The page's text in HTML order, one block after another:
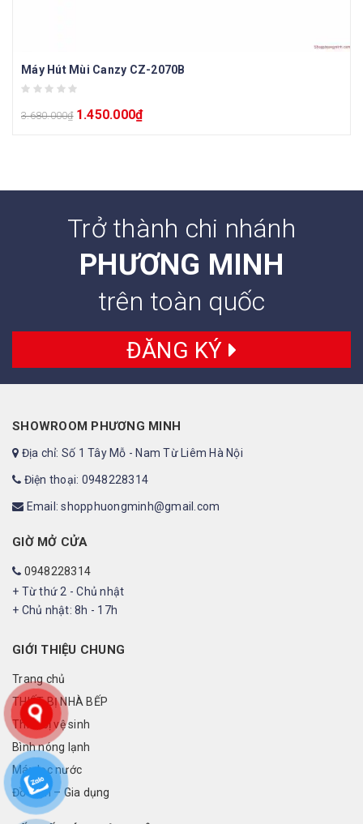
Máy Hút Mùi Canzy CZ-2070B
3.680.000₫ 1.450.000₫
Trở thành chi nhánh
PHƯƠNG MINH
trên toàn quốc
ĐĂNG KÝ
SHOWROOM PHƯƠNG MINH
Địa chỉ: Số 1 Tây Mỗ - Nam Từ Liêm Hà Nội
Điện thoại: 0948228314
Email: shopphuongminh@gmail.com
GIỜ MỞ CỬA
0948228314
+ Từ thứ 2 - Chủ nhật
+ Chủ nhật: 8h - 17h
GIỚI THIỆU CHUNG
Trang chủ
THIẾT BỊ NHÀ BẾP
Thiết bị vệ sinh
Bình nóng lạnh
Máy lọc nước
Đồ điện – Gia dụng